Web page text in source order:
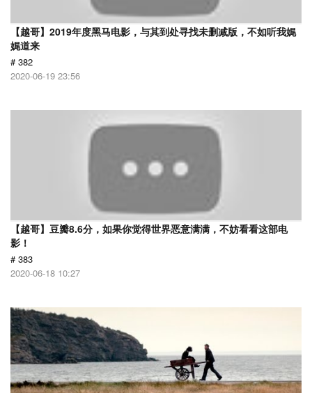
【越哥】2019年度黑马电影，与其到处寻找未删减版，不如听我娓
娓道来
# 382
2020-06-19 23:56
【越哥】豆瓣8.6分，如果你觉得世界恶意满满，不妨看看这部电
影！
# 383
2020-06-18 10:27